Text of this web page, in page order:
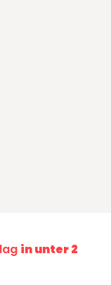
in unter 2